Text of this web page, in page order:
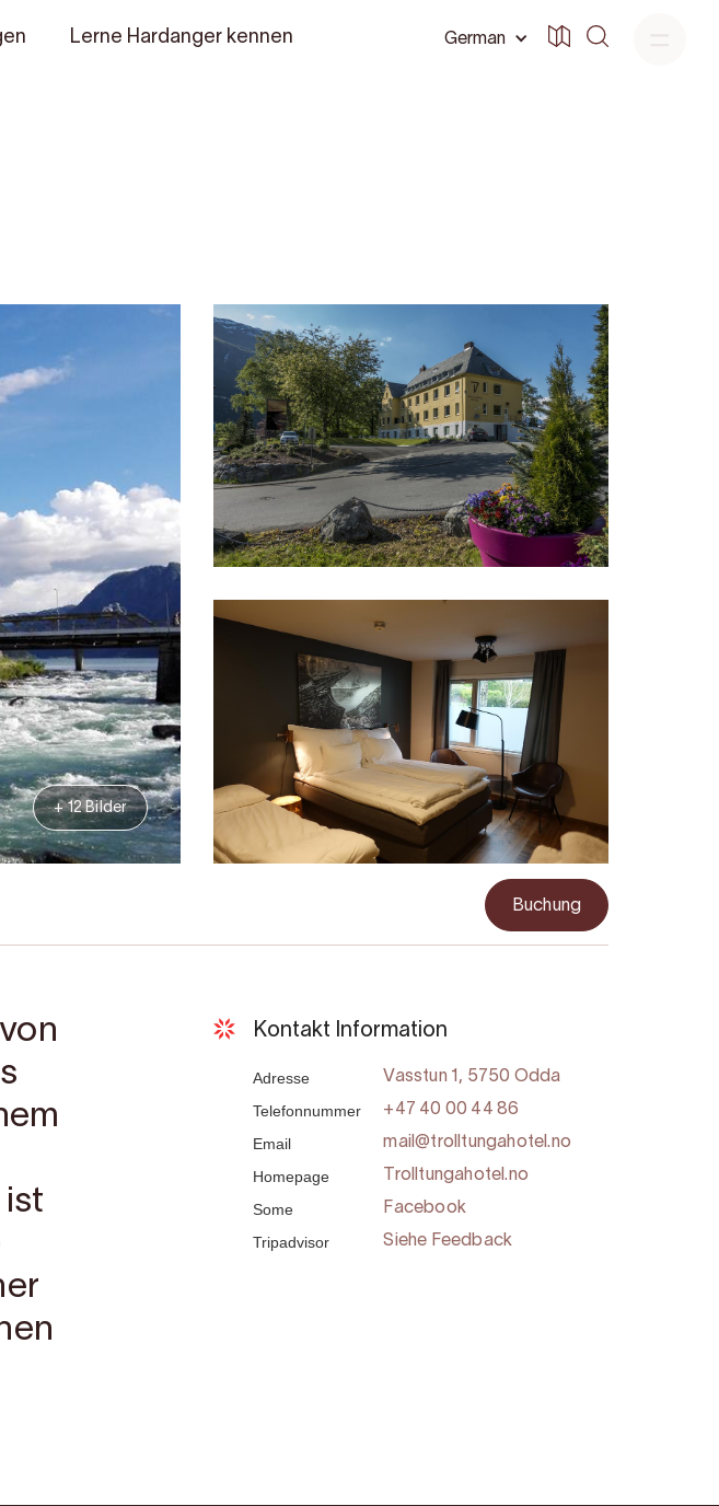
German
Lerne Hardanger kennen
+ 12 Bilder
Buchung
ist
Kontakt Information
Adresse Vasstun 1, 5750 Odda
Telefonnummer +47 40 00 44 86
Email mail@trolltungahotel.no
Homepage Trolltungahotel.no
Some Facebook
Tripadvisor Siehe Feedback